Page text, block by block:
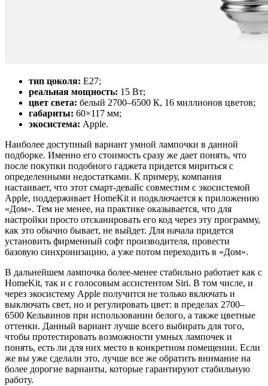
тип цоколя: E27;
реальная мощность: 15 Вт;
цвет света: белый 2700–6500 К, 16 миллионов цветов;
габариты: 60×117 мм;
экосистема: Apple.
Наиболее доступный вариант умной лампочки в данной
подборке. Именно его стоимость сразу же дает понять, что
после покупки подобного гаджета придется мириться с
определенными недостатками. К примеру, компания
настаивает, что этот смарт-девайс совместим с экосистемой
Apple, поддерживает HomeKit и подключается к приложению
«Дом». Тем не менее, на практике оказывается, что для
настройки просто отсканировать его код через эту программу,
как это обычно бывает, не выйдет. Для начала придется
установить фирменный софт производителя, провести
базовую синхронизацию, а уже потом переходить в «Дом».
В дальнейшем лампочка более-менее стабильно работает как с
HomeKit, так и с голосовым ассистентом Siri. В том числе, и
через экосистему Apple получится не только включать и
выключать свет, но и регулировать цвет: в пределах 2700–
6500 Кельвинов при использовании белого, а также цветные
оттенки. Данный вариант лучше всего выбирать для того,
чтобы протестировать возможности умных лампочек и
понять, есть ли для них место в конкретном помещении. Если
же вы уже сделали это, лучше все же обратить внимание на
более дорогие варианты, которые гарантируют стабильную
работу.